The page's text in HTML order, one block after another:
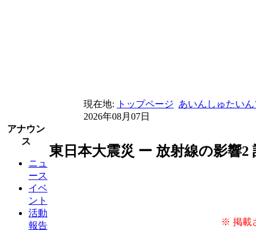
現在地: トップページ あいんしゅたい
2026年08月07日
アナウン
ス
ニュ
ース
イベ
ント
活動
報告
東日本大震災 ー 放射線の影響
※ 掲載